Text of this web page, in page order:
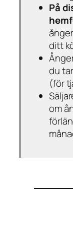
På
ditt
du
(för
om